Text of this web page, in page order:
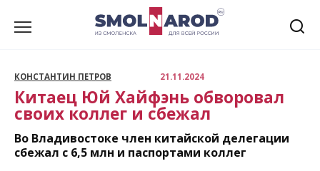
КОНСТАНТИН ПЕТРОВ 21.11.2024
Китаец Юй Хайфэнь обворовал
своих коллег и сбежал
Во Владивостоке член китайской делегации
сбежал с 6,5 млн и паспортами коллег